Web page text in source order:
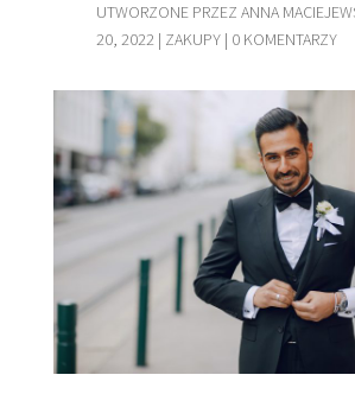
UTWORZONE PRZEZ ANNA
20, 2022| ZAKUPY| 0 KOMENTARZY